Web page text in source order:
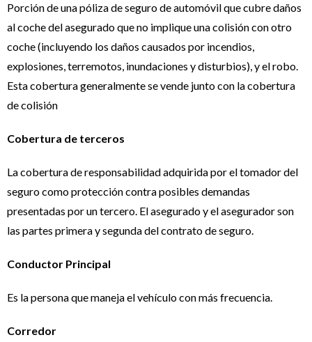
Porción de una póliza de seguro de automóvil que cubre daños
al coche del asegurado que no implique una colisión con otro
coche (incluyendo los daños causados ​​por incendios,
explosiones, terremotos, inundaciones y disturbios), y el robo.
Esta cobertura generalmente se vende junto con la cobertura
de colisión
Cobertura de terceros
La cobertura de responsabilidad adquirida por el tomador del
seguro como protección contra posibles demandas
presentadas por un tercero. El asegurado y el asegurador son
las partes primera y segunda del contrato de seguro.
Conductor Principal
Es la persona que maneja el vehículo con más frecuencia.
Corredor